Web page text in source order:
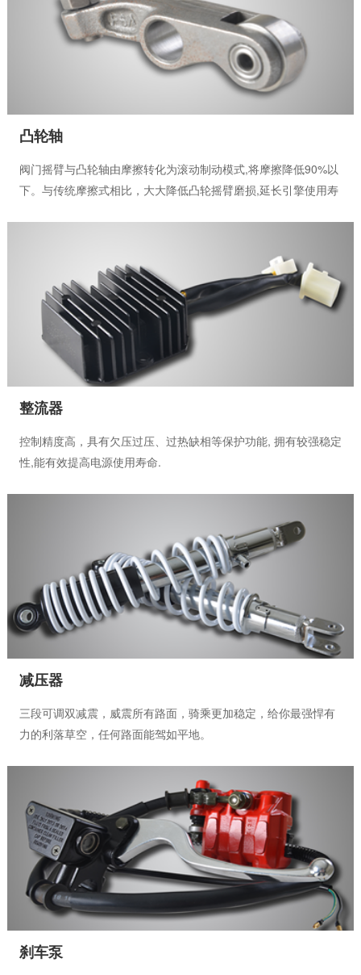
凸轮轴
阀门摇臂与凸轮轴由摩擦转化为滚动制动模式,将摩擦降低90%以
下。与传统摩擦式相比，大大降低凸轮摇臂磨损,延长引擎使用寿
整流器
控制精度高，具有欠压过压、过热缺相等保护功能, 拥有较强稳定
性,能有效提高电源使用寿命.
减压器
三段可调双减震，威震所有路面，骑乘更加稳定，给你最强悍有
力的利落草空，任何路面能驾如平地。
刹车泵